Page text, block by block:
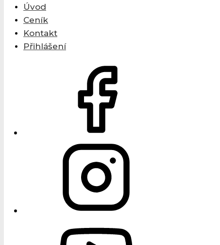
Úvod
Ceník
Kontakt
Přihlášení